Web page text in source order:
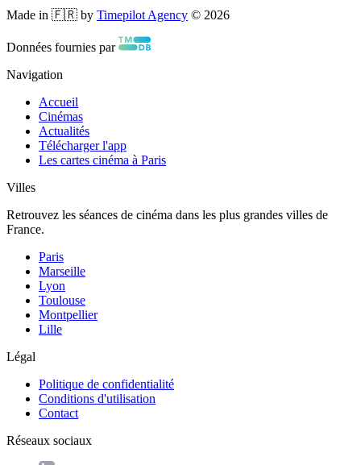
Made in 🇫🇷 by Timepilot Agency © 2026
Données fournies par
Navigation
Accueil
Cinémas
Actualités
Télécharger l'app
Les cartes cinéma à Paris
Villes
Retrouvez les séances de cinéma dans les plus grandes villes de
France.
Paris
Marseille
Lyon
Toulouse
Montpellier
Lille
Légal
Politique de confidentialité
Conditions d'utilisation
Contact
Réseaux sociaux